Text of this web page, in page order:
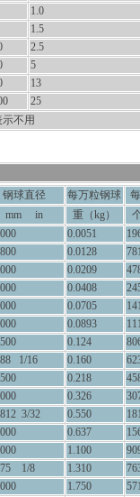
1.0
1.5
2.5
5
13
25
不用
钢球直径 每万粒钢球
mm in
重（kg）
0.0051
0.0128
0.0209
0.0408
0.0705
0.0893
0.124
1/16
0.160
0.218
0.326
3/32
0.550
0.637
1.100
1/8
1.310
1.750